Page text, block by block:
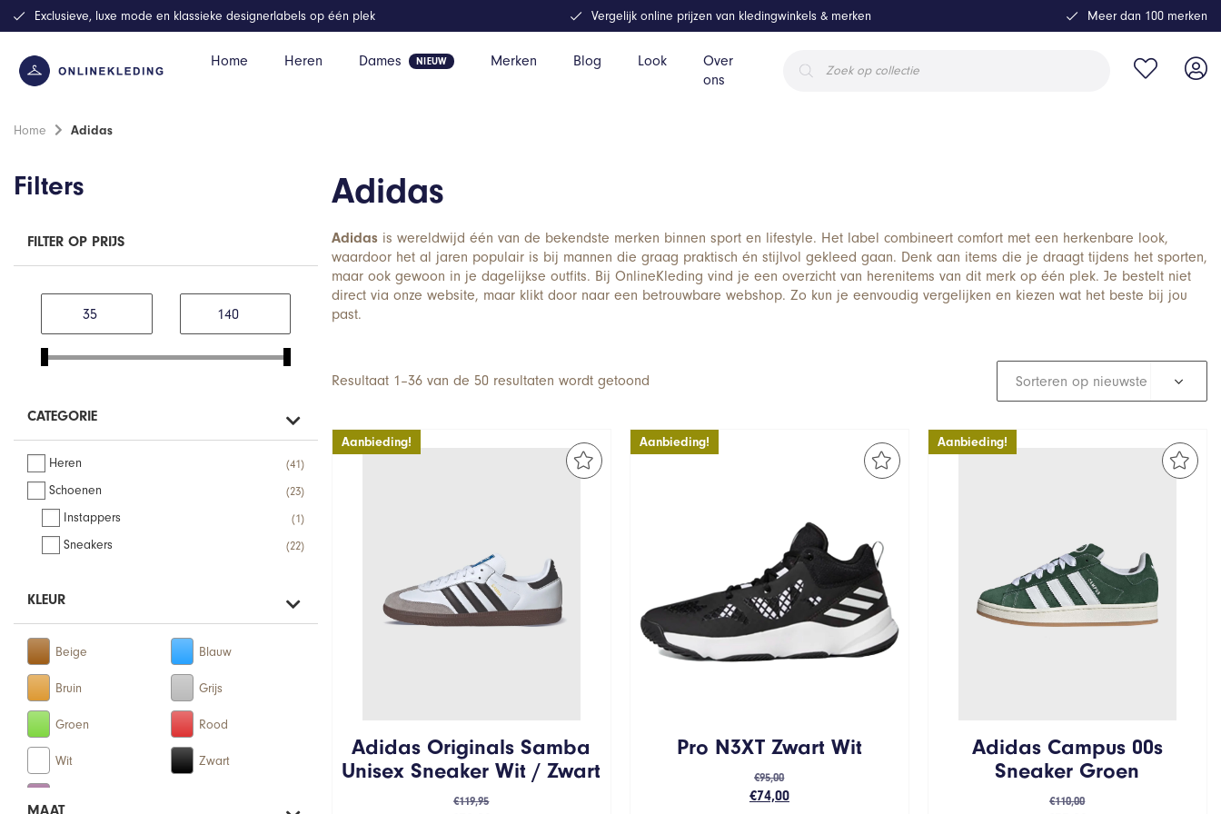
Home Heren Dames Merken Blog Look
Over
ons
zoeken
Exclusieve, luxe mode en klassieke designerlabels op één plek Vergelijk online prijzen van kledingwinkels & merken Meer dan 100 merken
Home Adidas
Filters
FILTER OP PRIJS
CATEGORIE
Heren 41
Schoenen 23
Instappers 1
Sneakers 22
KLEUR
MAAT
Adidas
Adidas is wereldwijd één van de bekendste merken binnen sport en lifestyle. Het label combineert comfort met een herkenbare look,
waardoor het al jaren populair is bij mannen die graag praktisch én stijlvol gekleed gaan. Denk aan items die je draagt tijdens het sporten,
maar ook gewoon in je dagelijkse outfits. Bij OnlineKleding vind je een overzicht van herenitems van dit merk op één plek. Je bestelt niet
direct via onze website, maar klikt door naar een betrouwbare webshop. Zo kun je eenvoudig vergelijken en kiezen wat het beste bij jou
past.
Resultaat 1–36 van de 50 resultaten wordt getoond Sorteren op nieuwste
Aanbieding!
Adidas Originals Samba
Unisex Sneaker Wit / Zwart
€119,95
Aanbieding!
Pro N3XT Zwart Wit
€95,00
Oorspronkelijke
€74,00Huidige
Aanbieding!
Adidas Campus 00s
Sneaker Groen
€110,00